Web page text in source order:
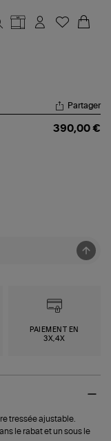
Partager
390,00 €
PAIEMENT EN
3X,4X
tressée ajustable.
le rabat et un sous le